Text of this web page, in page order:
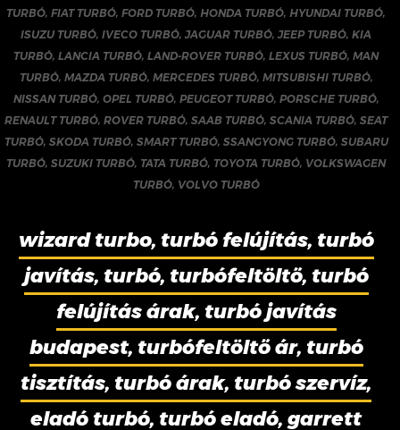
TURBÓ,FIAT TURBÓ,FORD TURBÓ, HONDA TURBÓ, HYUNDAI TURBÓ,
ISUZU TURBÓ,IVECO TURBÓ,JAGUAR TURBÓ,JEEP TURBÓ,KIA
TURBÓ,LANCIA TURBÓ,LAND-ROVER TURBÓ,LEXUS TURBÓ,MAN
TURBÓ, MAZDA TURBÓ, MERCEDES TURBÓ, MITSUBISHI TURBÓ,
NISSAN TURBÓ, OPEL TURBÓ, PEUGEOT TURBÓ, PORSCHE TURBÓ,
RENAULT TURBÓ,ROVER TURBÓ,SAAB TURBÓ,SCANIA TURBÓ,SEAT
TURBÓ, SKODA TURBÓ, SMART TURBÓ, SSANGYONG TURBÓ, SUBARU
TURBÓ,SUZUKI TURBÓ, TATA TURBÓ, TOYOTA TURBÓ, VOLKSWAGEN
TURBÓ, VOLVO TURBÓ
wizard turbo, turbó felújítás, turbó
javítás, turbó, turbófeltöltő, turbó
felújítás árak, turbó javítás
budapest, turbófeltöltő ár, turbó
tisztítás, turbó árak, turbó szervíz,
eladó turbó, turbó eladó, garrett